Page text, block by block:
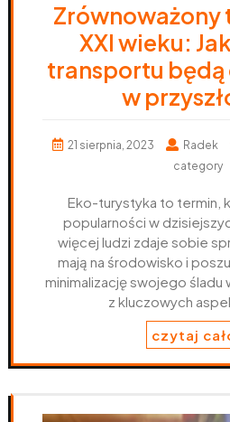
Zrównoważony
XXI wieku:
transportu
w
21 sierpnia, 2023 Radek
category
Eko-turystyka to termin,
popularności w
więcej ludzi zdaje sobie
mają na środowisko i
minimalizację swojego
z kluczowych
czytaj